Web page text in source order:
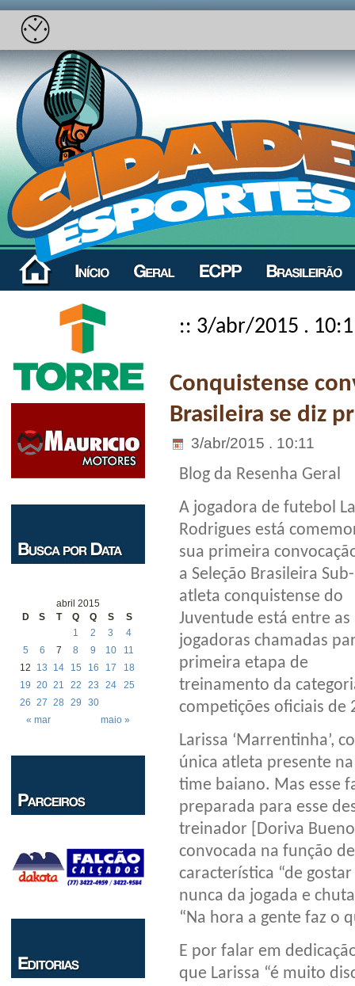
abril 2015
D
S T Q Q S S
« mar maio »
1 2 3
4
5
6 7 8 9 10
11
12
13 14 15 16 17
18
19
20 21 22 23 24
25
26
27 28 29 30
:: 3/abr/2015 .
Conquistense
Brasileira se diz
3/abr/2015 . 10:11
Blog da Resenha Geral
A jogadora de futebol
Rodrigues está
sua primeira
a Seleção Brasileira
atleta conquistense do
Juventude está entre as
jogadoras chamadas
primeira etapa de
treinamento da
competições oficiais de
Larissa ‘Marrentinha’,
única atleta presente
time baiano. Mas esse
preparada para esse
treinador [Doriva
convocada na função
característica “de
nunca da jogada e
“Na hora a gente faz o
E por falar em
que Larissa “é muito